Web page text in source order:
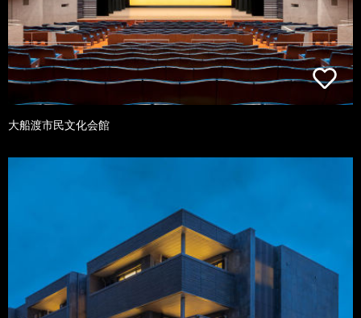
大船渡市民文化会館